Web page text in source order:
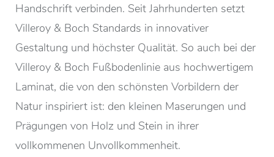
Handschrift verbinden. Seit Jahrhunderten setzt
Villeroy & Boch Standards in innovativer
Gestaltung und höchster Qualität. So auch bei der
Villeroy & Boch Fußbodenlinie aus hochwertigem
Laminat, die von den schönsten Vorbildern der
Natur inspiriert ist: den kleinen Maserungen und
Prägungen von Holz und Stein in ihrer
vollkommenen Unvollkommenheit.